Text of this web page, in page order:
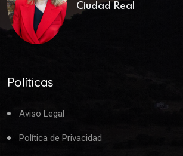
Ciudad Real
Políticas
Aviso Legal
Política de Privacidad